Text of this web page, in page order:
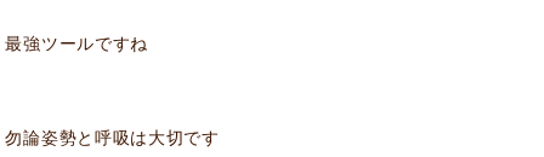
最強ツールですね
勿論姿勢と呼吸は大切です